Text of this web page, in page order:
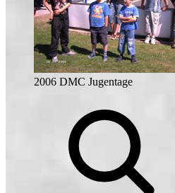
2006 DMC Jugentage